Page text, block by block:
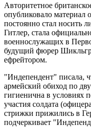
Авторитетное
опубликовало материал
постоянно стал носить
Гитлер, стала
военнослужащих в
будущий фюрер
ефрейтором.
"Индепендент" писала,
армейский обиход по
гигиенична в условиях
участия солдата
стрижки прижились в
подчеркивает